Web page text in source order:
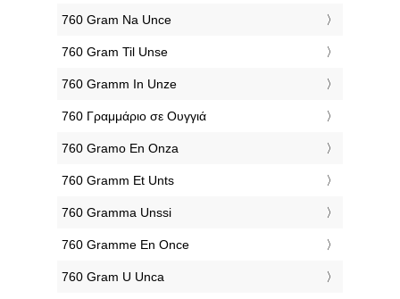
‎760 Gram Na Unce
‎760 Gram Til Unse
‎760 Gramm In Unze
‎760 Γραμμάριο σε Ουγγιά
‎760 Gramo En Onza
‎760 Gramm Et Unts
‎760 Gramma Unssi
‎760 Gramme En Once
‎760 Gram U Unca